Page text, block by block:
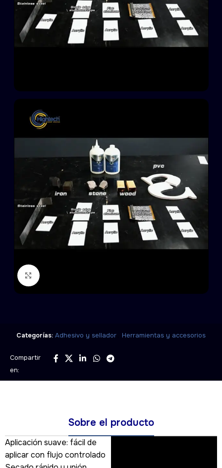
Click to enlarge
Categorías: Adhesivo y sellador Herramientas y accesorios
Compartir
en:
Sobre el producto
Aplicación suave: fácil de
aplicar con flujo controlado